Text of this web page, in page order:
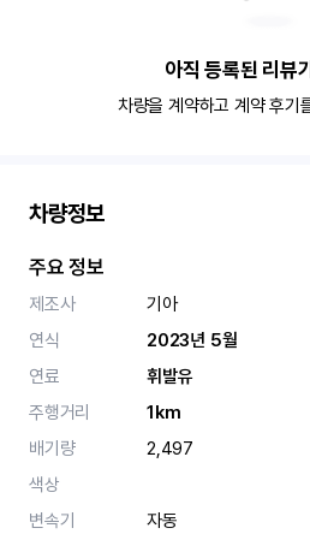
아직 등록된 리뷰
차량을 계약하고 계약 후기
차량정보
주요 정보
제조사
기아
연식
2023년 5월
연료
휘발유
주행거리
1km
배기량
2,497
색상
변속기
자동